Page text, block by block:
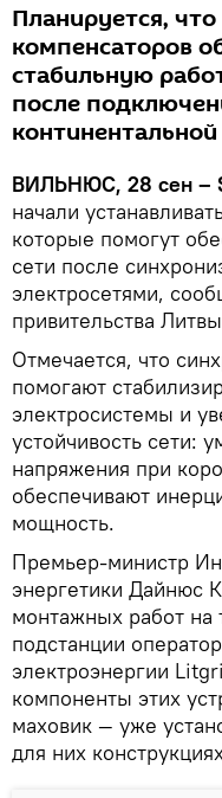
Планируется,
компенсаторов
стабильную
после
ВИЛЬНЮС, 28 сен –
начали
которые помогут
сети после
электросетями,
привительства
Отмечается, что
помогают
электросистемы и
устойчивость сети:
напряжения при
обеспечивают
мощность.
Премьер-министр
энергетики Дайнюс
монтажных работ на
подстанции
электроэнергии
компоненты этих
маховик — уже
для них